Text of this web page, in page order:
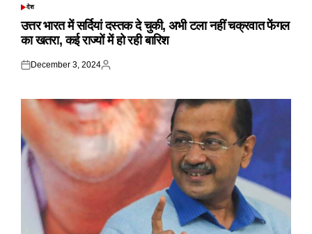
POSTED
देश
उत्तर भारत में सर्दियां दस्तक दे चुकी, अभी टला नहीं चक्रवात फेंगल
का खतरा, कई राज्यों में हो रही बारिश
Posted
December 3, 2024
Posted